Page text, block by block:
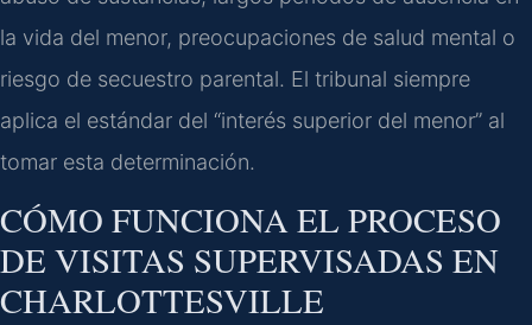
la vida del menor, preocupaciones de salud mental o
riesgo de secuestro parental. El tribunal siempre
aplica el estándar del “interés superior del menor” al
tomar esta determinación.
CÓMO FUNCIONA EL PROCESO
DE VISITAS SUPERVISADAS EN
CHARLOTTESVILLE